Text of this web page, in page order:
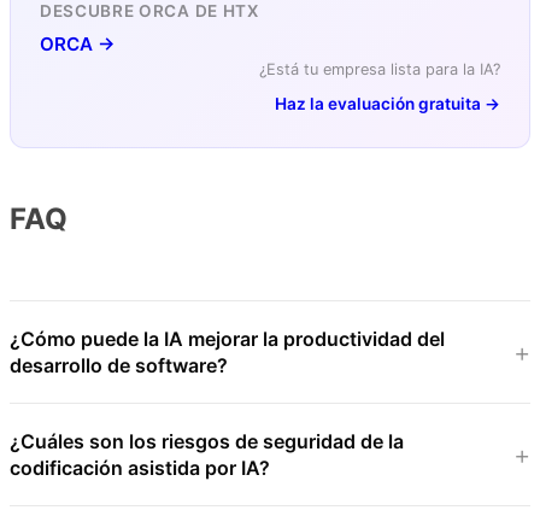
DESCUBRE ORCA DE HTX
ORCA →
¿Está tu empresa lista para la IA?
Haz la evaluación gratuita →
FAQ
¿Cómo puede la IA mejorar la productividad del
desarrollo de software?
¿Cuáles son los riesgos de seguridad de la
codificación asistida por IA?